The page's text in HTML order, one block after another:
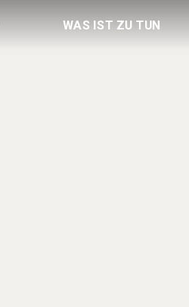
WAS IST ZU TUN